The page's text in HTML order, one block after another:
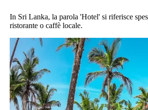
In Sri Lanka, la parola 'Hotel' si riferisce
ristorante o caffè locale.